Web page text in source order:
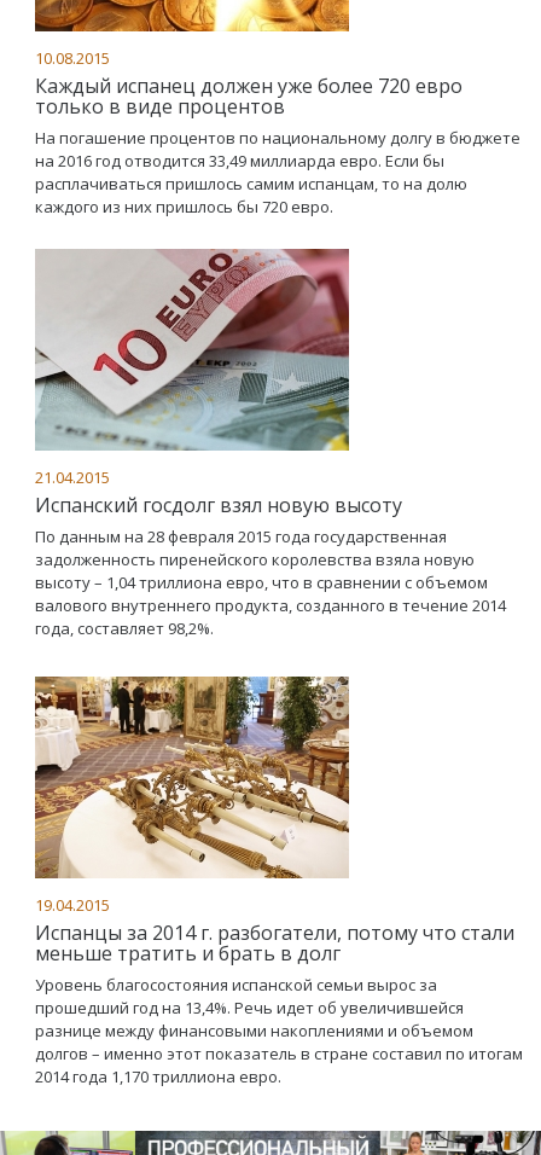
10.08.2015
Каждый испанец должен уже более 720 евро
только в виде процентов
На погашение процентов по национальному долгу в бюджете
на 2016 год отводится 33,49 миллиарда евро. Если бы
расплачиваться пришлось самим испанцам, то на долю
каждого из них пришлось бы 720 евро.
21.04.2015
Испанский госдолг взял новую высоту
По данным на 28 февраля 2015 года государственная
задолженность пиренейского королевства взяла новую
высоту – 1,04 триллиона евро, что в сравнении с объемом
валового внутреннего продукта, созданного в течение 2014
года, составляет 98,2%.
19.04.2015
Испанцы за 2014 г. разбогатели, потому что стали
меньше тратить и брать в долг
Уровень благосостояния испанской семьи вырос за
прошедший год на 13,4%. Речь идет об увеличившейся
разнице между финансовыми накоплениями и объемом
долгов – именно этот показатель в стране составил по итогам
2014 года 1,170 триллиона евро.